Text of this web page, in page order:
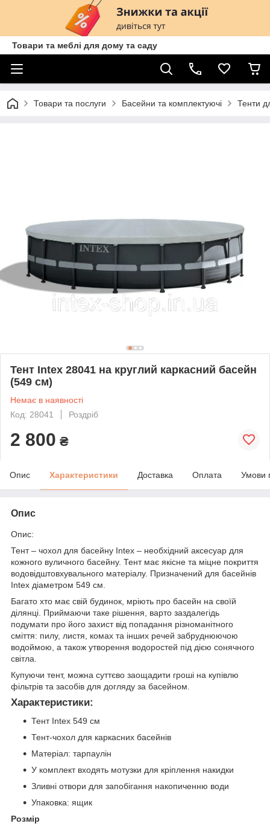
Товари та меблі для дому та саду
Товари та послуги Басейни та комплектуючі Тенти
Тент Intex 28041 на круглий каркасний басейн
(549 см)
Немає в наявності
Код: 28041
Роздріб
2 800 ₴
Опис Характеристики Доставка Оплата Умови
Опис
Опис:
Тент – чохол для басейну Intex – необхідний аксесуар для
кожного вуличного басейну. Тент має якісне та міцне покриття
водовідштовхувального матеріалу. Призначений для басейнів
Intex діаметром 549 см.
Багато хто має свій будинок, мріють про басейн на своїй
ділянці. Приймаючи таке рішення, варто заздалегідь
подумати про його захист від попадання різноманітного
сміття: пилу, листя, комах та інших речей забруднюючою
водоймою, а також утворення водоростей під дією сонячного
світла.
Купуючи тент, можна суттєво заощадити гроші на купівлю
фільтрів та засобів для догляду за басейном.
Характеристики:
Тент Intex 549 см
Тент-чохол для каркасних басейнів
Матеріал: тарпаулін
У комплект входять мотузки для кріплення накидки
Зливні отвори для запобігання накопиченню води
Упаковка: ящик
Розмір